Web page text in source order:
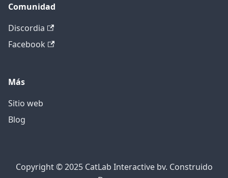
Comunidad
Discordia
Facebook
Más
Sitio web
Blog
Copyright ©️ 2025 CatLab Interactive bv. Construido